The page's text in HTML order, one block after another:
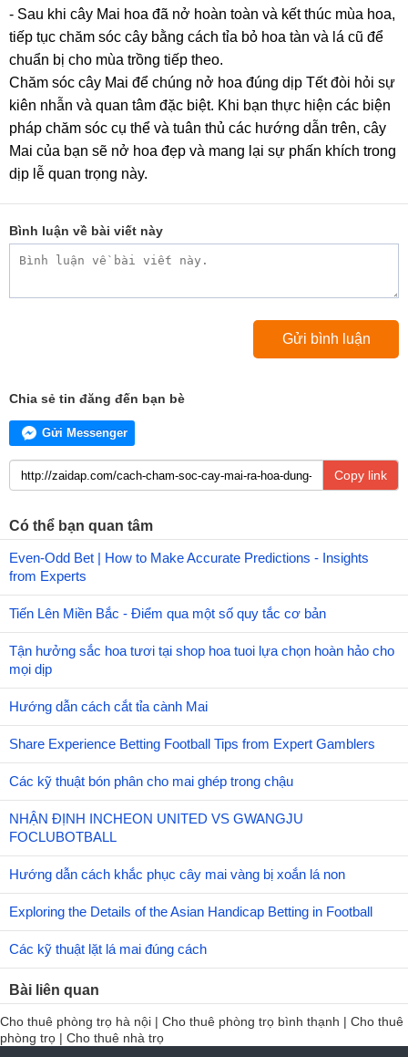
- Sau khi cây Mai hoa đã nở hoàn toàn và kết thúc mùa hoa,
tiếp tục chăm sóc cây bằng cách tỉa bỏ hoa tàn và lá cũ để
chuẩn bị cho mùa trồng tiếp theo.
Chăm sóc cây Mai để chúng nở hoa đúng dịp Tết đòi hỏi sự
kiên nhẫn và quan tâm đặc biệt. Khi bạn thực hiện các biện
pháp chăm sóc cụ thể và tuân thủ các hướng dẫn trên, cây
Mai của bạn sẽ nở hoa đẹp và mang lại sự phấn khích trong
dịp lễ quan trọng này.
Bình luận về bài viết này
Chia sẻ tin đăng đến bạn bè
Gửi Messenger
Copy link
Có thể bạn quan tâm
Even-Odd Bet | How to Make Accurate Predictions - Insights
from Experts
Tiến Lên Miền Bắc - Điểm qua một số quy tắc cơ bản
Tận hưởng sắc hoa tươi tại shop hoa tuoi lựa chọn hoàn hảo cho
mọi dịp
Hướng dẫn cách cắt tỉa cành Mai
Share Experience Betting Football Tips from Expert Gamblers
Các kỹ thuật bón phân cho mai ghép trong chậu
NHẬN ĐỊNH INCHEON UNITED VS GWANGJU
FOCLUBOTBALL
Hướng dẫn cách khắc phục cây mai vàng bị xoắn lá non
Exploring the Details of the Asian Handicap Betting in Football
Các kỹ thuật lặt lá mai đúng cách
Bài liên quan
Cho thuê phòng trọ hà nội | Cho thuê phòng trọ bình thạnh | Cho thuê
phòng trọ | Cho thuê nhà trọ